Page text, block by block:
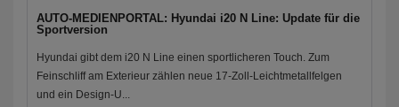
AUTO-MEDIENPORTAL: Hyundai i20 N Line: Update für die
Sportversion
Hyundai gibt dem i20 N Line einen sportlicheren Touch. Zum
Feinschliff am Exterieur zählen neue 17-Zoll-Leichtmetallfelgen
und ein Design-U...